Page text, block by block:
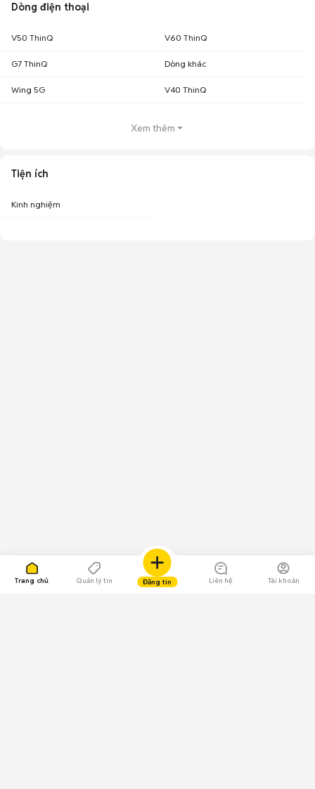
Trang chủ Quản lý tin Đăng tin Liên hệ Tài khoản
Dòng điện thoại
V50 ThinQ V60 ThinQ
G7 ThinQ Dòng khác
Wing 5G V40 ThinQ
Xem thêm
Tiện ích
Kinh nghiệm